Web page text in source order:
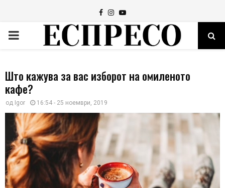
Facebook
Instagram
Youtube
PRIMARY
Што кажува за вас изборот на омиленото
кафе?
од Igor 16:54 - 25 ноември, 2019